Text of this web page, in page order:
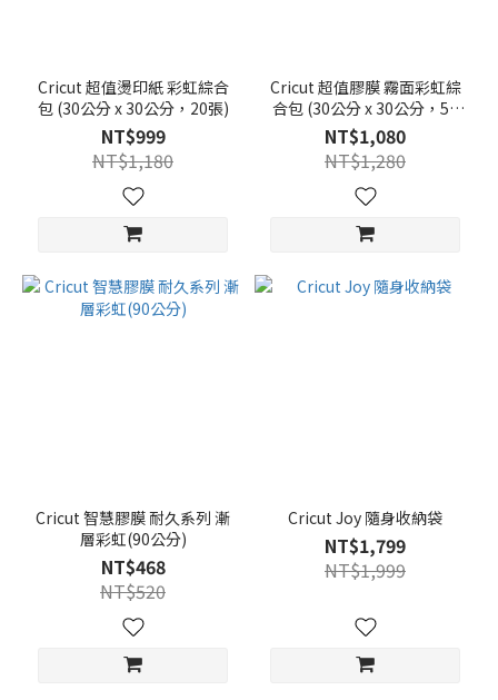
Cricut 超值燙印紙 彩虹綜合
包 (30公分 x 30公分，20張)
NT$999
NT$1,180
Cricut 超值膠膜 霧面彩虹綜
合包 (30公分 x 30公分，50
張)
NT$1,080
NT$1,280
Cricut 智慧膠膜 耐久系列 漸
層彩虹(90公分)
NT$468
NT$520
Cricut Joy 隨身收納袋
NT$1,799
NT$1,999